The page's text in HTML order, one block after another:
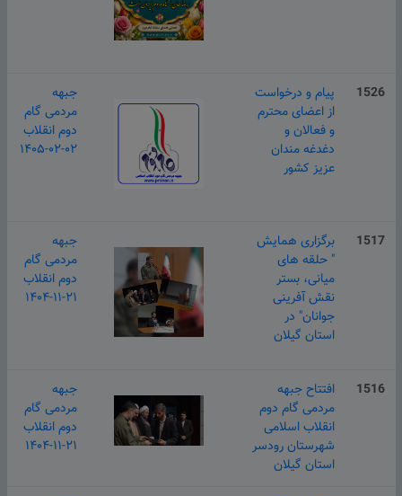
1526
پیام و درخواست
از اعضای محترم
و فعالان و
دغدغه مندان
عزیز کشور
جبهه
مردمی گام
دوم انقلاب
۱۴۰۵-۰۲-۰۲
1517
برگزاری همایش
" حلقه های
میانی، بستر
نقش آفرینی
جوانان" در
استان گیلان
جبهه
مردمی گام
دوم انقلاب
۱۴۰۴-۱۱-۲۱
1516
افتتاح جبهه
مردمی گام دوم
انقلاب اسلامی
شهرستان رودسر
استان گیلان
جبهه
مردمی گام
دوم انقلاب
۱۴۰۴-۱۱-۲۱